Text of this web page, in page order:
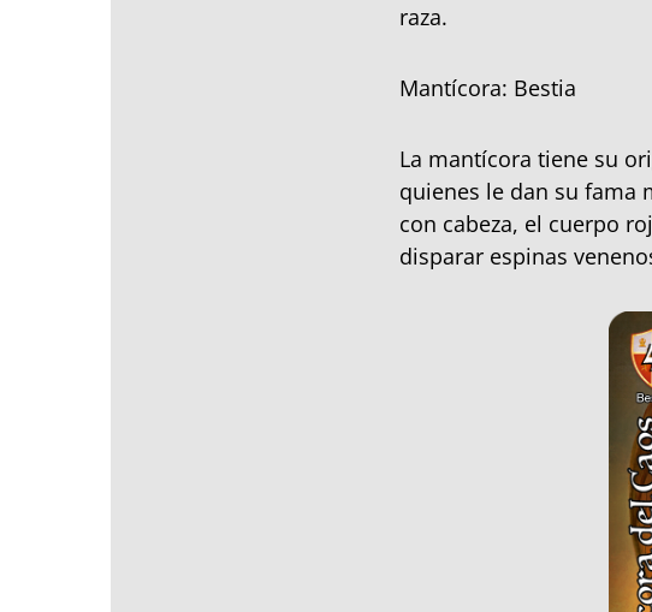
raza.
Mantícora: Bestia
La mantícora tiene su
quienes le dan su fama
con cabeza, el cuerpo
disparar espinas